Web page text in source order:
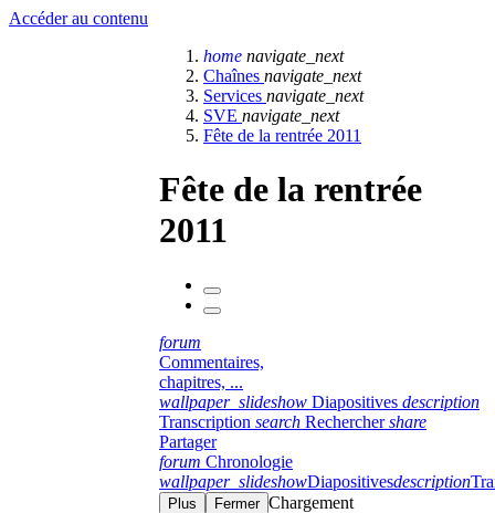
Accéder au contenu
home navigate_next
Chaînes navigate_next
Services navigate_next
SVE navigate_next
Fête de la rentrée 2011
Fête de la rentrée
2011
forum
Commentaires,
chapitres, ...
wallpaper_slideshow Diapositives description
Transcription search Rechercher share
Partager
forum Chronologie
wallpaper_slideshowDiapositivesdescription
Plus Fermer Chargement